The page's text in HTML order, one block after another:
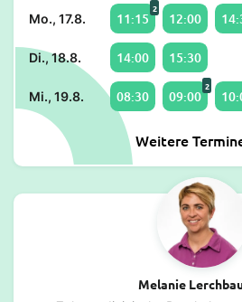
Mo., 17.8. 11:15
2
12:00
Di., 18.8. 14:00 15:30
Mi., 19.8. 08:30 09:00
2
Weitere
Melanie